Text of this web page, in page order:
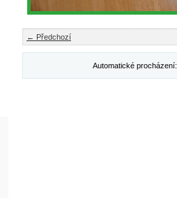
← Předchozí
Automatické procházení: